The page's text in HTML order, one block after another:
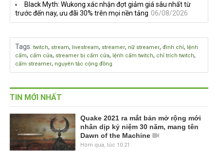
Black Myth: Wukong xác nhận đợt giảm giá sâu nhất từ
trước đến nay, ưu đãi 30% trên mọi nền tảng 06/08/2026
Tags: twitch, stream, livestream, streamer, nữ streamer, đình chỉ, lệnh
cấm, cấm cửa, streamer bị cấm cửa, lệnh cấm twitch, chỉ trích twitch,
cấm streamer, nguyên tắc cộng đồng
TIN MỚI NHẤT
Quake 2021 ra mắt bản mở rộng mới
nhân dịp kỷ niệm 30 năm, mang tên
Dawn of the Machine
Hôm qua, lúc 10:21